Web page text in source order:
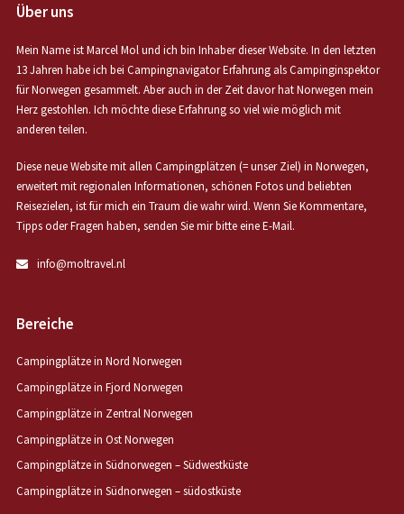
Über uns
Mein Name ist Marcel Mol und ich bin Inhaber dieser Website. In den letzten
13 Jahren habe ich bei Campingnavigator Erfahrung als Campinginspektor
für Norwegen gesammelt. Aber auch in der Zeit davor hat Norwegen mein
Herz gestohlen. Ich möchte diese Erfahrung so viel wie möglich mit
anderen teilen.
Diese neue Website mit allen Campingplätzen (= unser Ziel) in Norwegen,
erweitert mit regionalen Informationen, schönen Fotos und beliebten
Reisezielen, ist für mich ein Traum die wahr wird. Wenn Sie Kommentare,
Tipps oder Fragen haben, senden Sie mir bitte eine E-Mail.
info@moltravel.nl
Bereiche
Campingplätze in Nord Norwegen
Campingplätze in Fjord Norwegen
Campingplätze in Zentral Norwegen
Campingplätze in Ost Norwegen
Campingplätze in Südnorwegen – Südwestküste
Campingplätze in Südnorwegen – südostküste